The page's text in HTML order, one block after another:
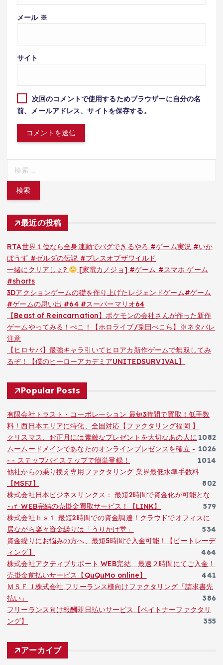
メール ※
サイト
次回のコメントで使用するためブラウザーに自分の名
前、メールアドレス、サイトを保存する。
最近の投稿
RTA世界１位なら全身連動でバグできるやろ #ゲーム実況 #いか
ぼうず #ゼルダの伝説 #ブレスオブザワイルド
一緒にクリアしょ?
[家電カノジョ] #ゲーム #スマホ ゲーム
#shorts
3Dアクションゲームの礎を作り上げたレジェンドゲーム#ゲーム
#ゲームの思い出 #64 #スーパーマリオ64
【Beast of Reincarnation】ポケモンの会社さんが作った新作
ゲームやってみる！ぺこ！【ホロライブ/兎田ぺこら】※ネタバレ
注意
【ヒロサバ】最強キャラ引いてヒロアカ新作ゲームで無双してみ
るぞ！【僕のヒーローアカデミアUNITEDSURVIVAL】
Popular Posts
有限会社トラスト・コーポレーション 最短3時間で買取！低手数
料！西日本エリアに特化、全国対応【ファクタリング福岡 】
1082
クリスマス、お正月には素敵なプレゼントを大切なあの人に
1026
ムームードメインであなたのオンラインプレゼンスを確立 -
- - ステップバイステップで簡単登録！
1014
他社からの乗り換え専用ファクタリング 業界最低水準手数料
【MSFJ】
802
株式会社日本ビジネスリンクス： 最短2時間で資金化が可能とな
ったWEB完結の売掛金買取サービス！【LINK】
579
株式会社ｈｓ１ 最短2時間での資金調達！クラウドでオフィスに
居ながら楽々資金繰りは「うりかけ堂」
534
資金繰りにお悩みの方へ、最短5時間で入金可能！【ビートレーデ
ィング】
464
株式会社アクティブサポート WEB完結 最速２時間にてご入金！
売掛金前払いサービス【QuQuMo online】
441
ＭＳＦＪ株式会社 フリーランス様向けファクタリング「請求書先
払い」
386
フリーランス向け報酬即日払いサービス【ペイトナーファクタリ
ング】
355
アーカイブ